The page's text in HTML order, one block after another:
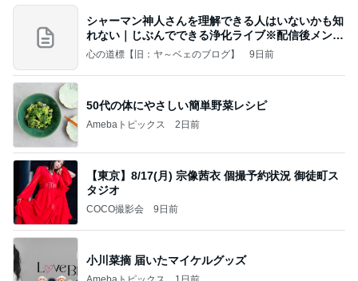
シャーマン神人さんを理解できる人はいないかも知
れない｜じぶんでできる浄化ライブ※配信後メンバ
ー限
心の道標【旧：ヤ～ベェのブログ】 9日前
50代の体にやさしい簡単野菜レシピ
Amebaトピックス 2日前
【東京】8/17(月) 宗像茜衣 個撮予約状況 御徒町ス
タジオ
COCO撮影会 9日前
小川菜摘 届いたマイケルグッズ